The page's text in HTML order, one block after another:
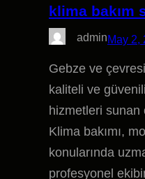
klima bakım
adminMay 2,
Gebze ve
kaliteli ve
hizmetleri sunan
Klima bakımı,
konularında
profesyonel